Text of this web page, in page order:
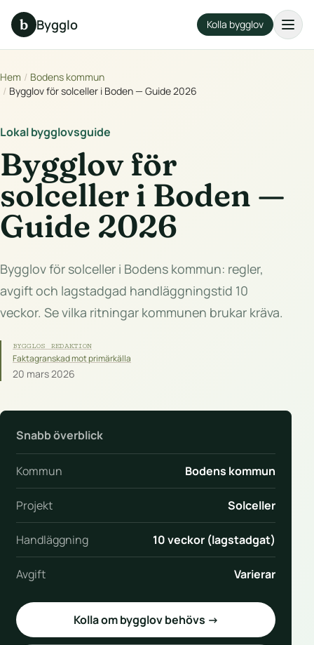
b Bygglo Kolla bygglov
Hem / Bodens kommun
/ Bygglov för solceller i Boden — Guide 2026
Lokal bygglovsguide
Bygglov för
solceller i Boden —
Guide 2026
Bygglov för solceller i Bodens kommun: regler,
avgift och lagstadgad handläggningstid 10
veckor. Se vilka ritningar kommunen brukar kräva.
BYGGLOS REDAKTION
Faktagranskad mot primärkälla
20 mars 2026
Snabb överblick
Kommun Bodens kommun
Projekt Solceller
Handläggning 10 veckor (lagstadgat)
Avgift Varierar
Kolla om bygglov behövs →